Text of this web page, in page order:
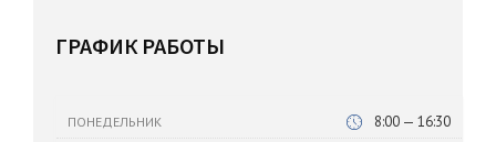
ГРАФИК РАБОТЫ
ПОНЕДЕЛЬНИК 8:00 — 16:30